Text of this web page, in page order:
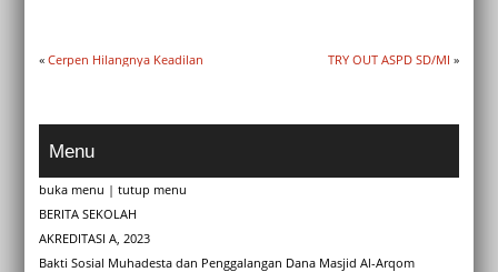
« Cerpen Hilangnya Keadilan TRY OUT ASPD SD/MI »
Menu
buka menu | tutup menu
BERITA SEKOLAH
AKREDITASI A, 2023
Bakti Sosial Muhadesta dan Penggalangan Dana Masjid Al-Arqom